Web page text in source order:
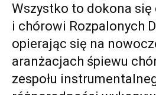
Wszystko to dokona
i chórowi Rozpalonych
opierając się na
aranżacjach śpiewu
zespołu